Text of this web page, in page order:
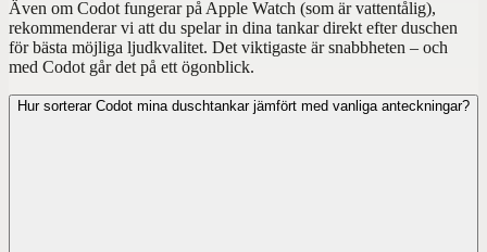
Även om Codot fungerar på Apple Watch (som är vattentålig),
rekommenderar vi att du spelar in dina tankar direkt efter duschen
för bästa möjliga ljudkvalitet. Det viktigaste är snabbheten – och
med Codot går det på ett ögonblick.
Hur sorterar Codot mina duschtankar jämfört med vanliga anteckningar?